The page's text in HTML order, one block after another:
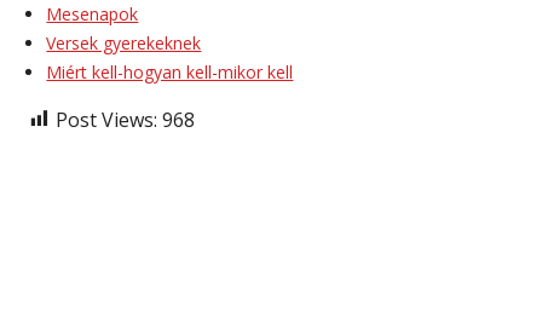
Mesenapok
Versek gyerekeknek
Miért kell-hogyan kell-mikor kell
Post Views: 968